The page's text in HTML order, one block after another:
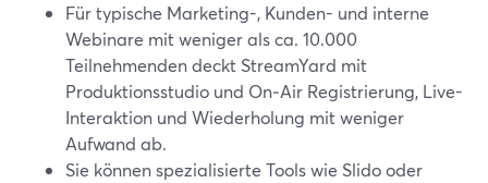
Für typische Marketing-, Kunden- und interne
Webinare mit weniger als ca. 10.000
Teilnehmenden deckt StreamYard mit
Produktionsstudio und On‑Air Registrierung, Live-
Interaktion und Wiederholung mit weniger
Aufwand ab.
Sie können spezialisierte Tools wie Slido oder